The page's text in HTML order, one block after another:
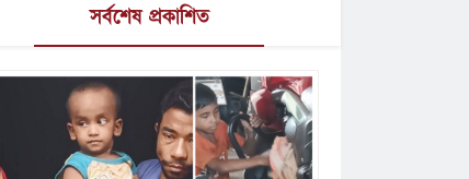
সর্বশেষ প্রকাশিত